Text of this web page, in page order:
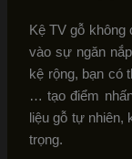
Kệ TV gỗ không
vào sự ngăn
kệ rộng, bạn có
… tạo điểm
liệu gỗ tự nhiên,
trọng.